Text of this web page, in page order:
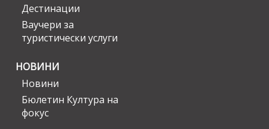
Дестинации
Ваучери за
туристически услуги
НОВИНИ
Новини
Бюлетин Култура на
фокус